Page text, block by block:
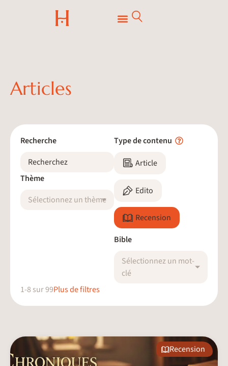
Articles
Recherche
Thème
Sélectionnez un thème
Type de contenu
Article
Edito
Recension
Bible
Sélectionnez un mot-
clé
1-8sur99Plus de filtres
Recension